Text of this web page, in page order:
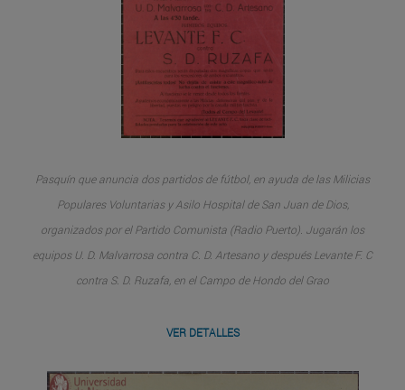
Pasquín que anuncia dos partidos de fútbol, en ayuda de las Milicias
Populares Voluntarias y Asilo Hospital de San Juan de Dios,
organizados por el Partido Comunista (Radio Puerto). Jugarán los
equipos U. D. Malvarrosa contra C. D. Artesano y después Levante F. C
contra S. D. Ruzafa, en el Campo de Hondo del Grao
VER DETALLES